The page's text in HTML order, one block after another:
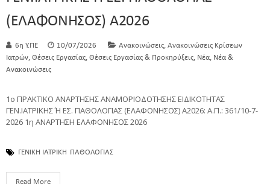
(ΕΛΑΦΟΝΗΣΟΣ) Α2026
6η Υ.ΠΕ 10/07/2026 Ανακοινώσεις Ανακοινώσεις Κρίσεων
Ιατρών Θέσεις Εργασίας Θέσεις Εργασίας & Προκηρύξεις Νέα Νέα &
Ανακοινώσεις
1ο ΠΡΑΚΤΙΚΟ ΑΝΑΡΤΗΣΗΣ ΑΝΑΜΟΡΙΟΔΟΤΗΣΗΣ ΕΙΔΙΚΟΤΗΤΑΣ
ΓΕΝ.ΙΑΤΡΙΚΗΣ Ή ΕΣ. ΠΑΘΟΛΟΓΙΑΣ (ΕΛΑΦΟΝΗΣΟΣ) Α2026: Α.Π.: 361/10-7-
2026 1η ΑΝΑΡΤΗΣΗ ΕΛΑΦΟΝΗΣΟΣ 2026
ΓΕΝΙΚΗ ΙΑΤΡΙΚΗ ΠΑΘΟΛΟΓΙΑΣ
Read More